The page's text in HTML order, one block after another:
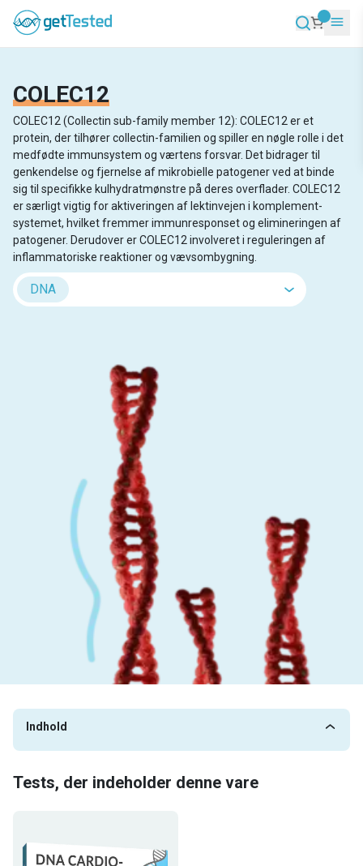
COLEC12
COLEC12 (Collectin sub-family member 12): COLEC12 er et
protein, der tilhører collectin-familien og spiller en nøgle rolle i det
medfødte immunsystem og værtens forsvar. Det bidrager til
genkendelse og fjernelse af mikrobielle patogener ved at binde
sig til specifikke kulhydratmønstre på deres overflader. COLEC12
er særligt vigtig for aktiveringen af lektinvejen i komplement-
systemet, hvilket fremmer immunresponset og elimineringen af
patogener. Derudover er COLEC12 involveret i reguleringen af
inflammatoriske reaktioner og vævsombygning.
DNA
Tests, der indeholder denne vare
Indhold